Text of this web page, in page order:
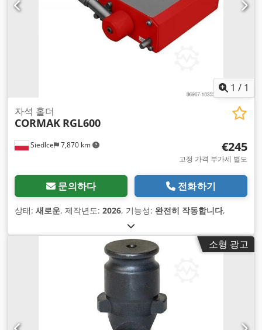
1 / 1
Siedlce 7,870 km
자석 홀더
CORMAK RGL600
€245
고정 가격 부가세 별도
문의하다 전화하기
상태: 새로운, 제작년도: 2026, 기능성: 완전히 작동합니다,
소형 광고